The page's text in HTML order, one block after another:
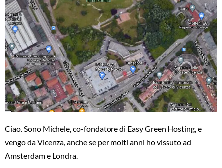
Ciao. Sono Michele, co-fondatore di Easy Green Hosting, e
vengo da Vicenza, anche se per molti anni ho vissuto ad
Amsterdam e Londra.